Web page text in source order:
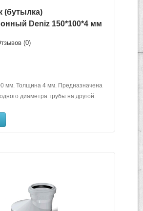
(бутылка)
Deniz 150*100*4 мм
(0)
мм. Толщина 4 мм. Предназначена
диаметра трубы на другой.